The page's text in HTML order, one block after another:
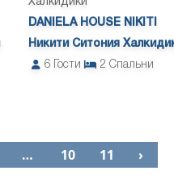
Халкидики
DANIELA HOUSE NIKITI
Никити Ситония
6
Гости 2 Спальни
… 10 11 ›